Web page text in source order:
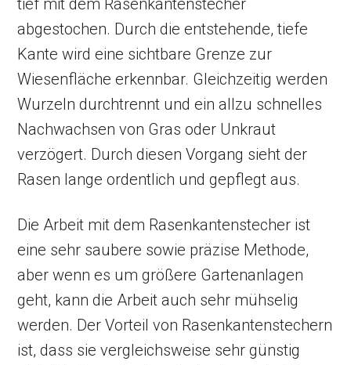
tief mit dem Rasenkantenstecher
abgestochen. Durch die entstehende, tiefe
Kante wird eine sichtbare Grenze zur
Wiesenfläche erkennbar. Gleichzeitig werden
Wurzeln durchtrennt und ein allzu schnelles
Nachwachsen von Gras oder Unkraut
verzögert. Durch diesen Vorgang sieht der
Rasen lange ordentlich und gepflegt aus.
Die Arbeit mit dem Rasenkantenstecher ist
eine sehr saubere sowie präzise Methode,
aber wenn es um größere Gartenanlagen
geht, kann die Arbeit auch sehr mühselig
werden. Der Vorteil von Rasenkantenstechern
ist, dass sie vergleichsweise sehr günstig